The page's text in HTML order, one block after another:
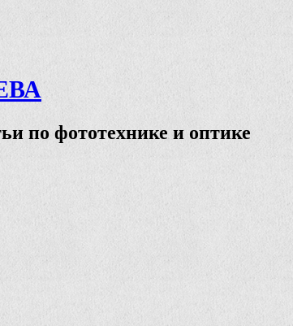
по фототехнике и оптике